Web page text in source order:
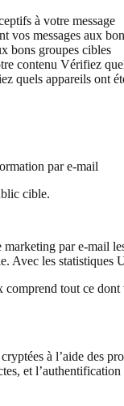
à votre message
vos messages aux
bons groupes cibles
contenu Vérifiez
quels appareils ont
par e-mail
cible.
par e-mail
Avec les
tout ce
à l’aide des
et l’authentification